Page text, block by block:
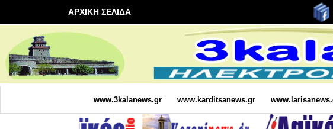
ΑΡΧΙΚΗ ΣΕΛΙΔΑ
www.3kalanews.gr www.karditsanews.gr